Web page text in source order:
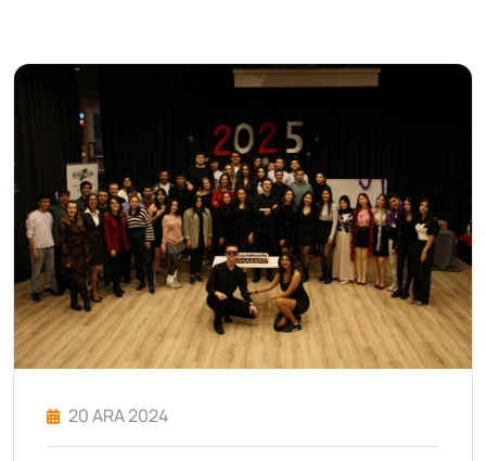
20 ARA 2024